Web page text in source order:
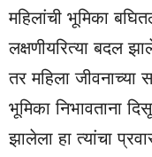
महिलांची भूमिका
लक्षणीयरित्या बदल
तर महिला जीवनाच्या
भूमिका निभावताना
झालेला हा त्यांचा